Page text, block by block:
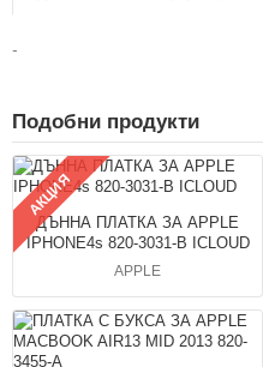
-
Подобни продукти
АКЦИЯ
ДЪННА ПЛАТКА ЗА APPLE
IPHONE4s 820-3031-B ICLOUD
APPLE